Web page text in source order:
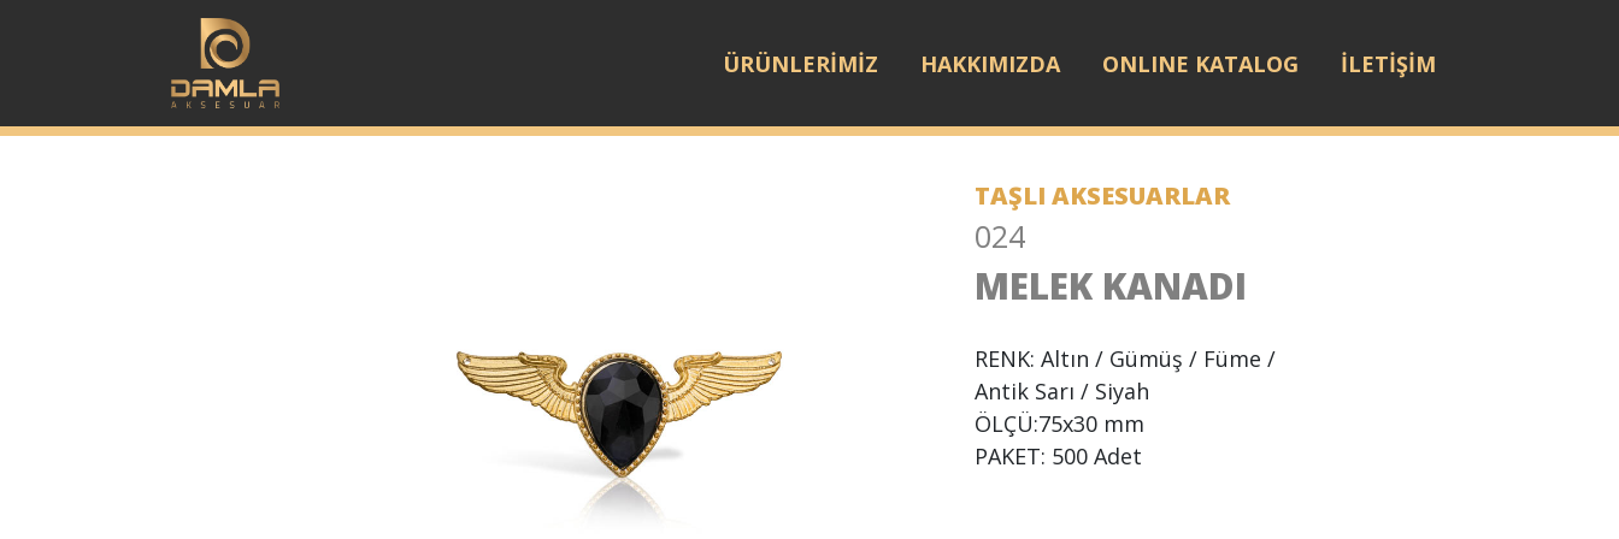
ÜRÜNLERİMİZ HAKKIMIZDA ONLINE KATALOG İLETİŞİM
TAŞLI AKSESUARLAR
024
MELEK KANADI
RENK: Altın / Gümüş / Füme /
Antik Sarı / Siyah
ÖLÇÜ:75x30 mm
PAKET: 500 Adet